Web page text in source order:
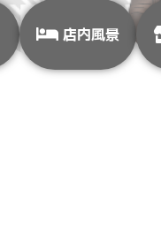
店内風景